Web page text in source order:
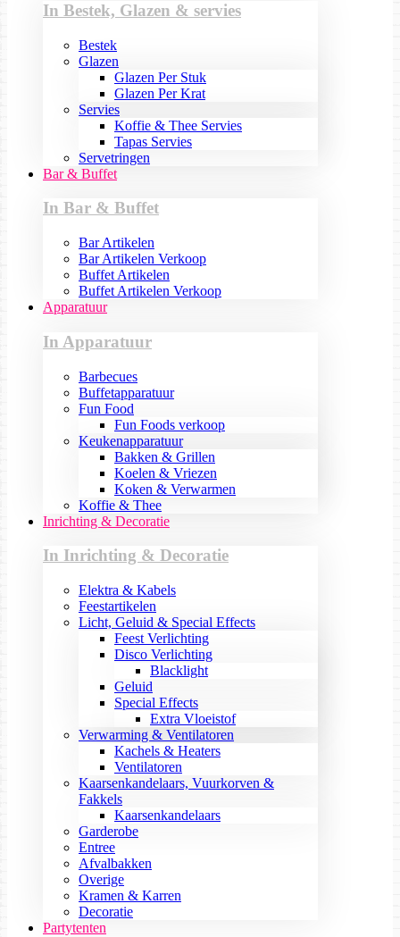
In Bestek, Glazen & servies
Bestek
Glazen
Glazen Per Stuk
Glazen Per Krat
Servies
Koffie & Thee Servies
Tapas Servies
Servetringen
Bar & Buffet
In Bar & Buffet
Bar Artikelen
Bar Artikelen Verkoop
Buffet Artikelen
Buffet Artikelen Verkoop
Apparatuur
In Apparatuur
Barbecues
Buffetapparatuur
Fun Food
Fun Foods verkoop
Keukenapparatuur
Bakken & Grillen
Koelen & Vriezen
Koken & Verwarmen
Koffie & Thee
Inrichting & Decoratie
In Inrichting & Decoratie
Elektra & Kabels
Feestartikelen
Licht, Geluid & Special Effects
Feest Verlichting
Disco Verlichting
Blacklight
Geluid
Special Effects
Extra Vloeistof
Verwarming & Ventilatoren
Kachels & Heaters
Ventilatoren
Kaarsenkandelaars, Vuurkorven &
Fakkels
Kaarsenkandelaars
Garderobe
Entree
Afvalbakken
Overige
Kramen & Karren
Decoratie
Partytenten